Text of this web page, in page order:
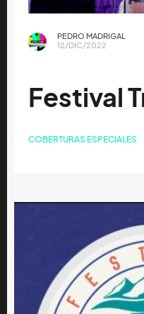
PEDRO MADRIGAL
12/DIC/2022
Festival
COBERTURAS ESPECIALES